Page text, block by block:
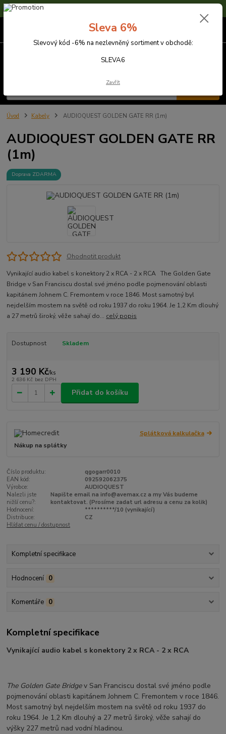
Sleva 6% na nezlevněné zboží s kódem SLEVA6
Úvod Kabely AUDIOQUEST GOLDEN GATE RR (1m)
AUDIOQUEST GOLDEN GATE RR
(1m)
Doprava ZDARMA
Ohodnotit produkt
Vynikající audio kabel s konektory 2 x RCA - 2 x RCA The Golden Gate
Bridge v San Franciscu dostal své jméno podle pojmenování oblasti
kapitánem Johnem C. Fremontem v roce 1846. Most samotný byl
nejdelším mostem na světě od roku 1937 do roku 1964. Je 1,2 Km dlouhý
a 27 metrů široký, věže sahají do... celý popis
Dostupnost Skladem
3 190 Kč/ks
2 636 Kč bez DPH
Přidat do košíku
Splátková kalkulačka
Nákup na splátky
Číslo produktu:
qgogarr0010
EAN kód:
092592062375
Výrobce:
AUDIOQUEST
Nalezli jste
nižší cenu?:
Napište email na info@avemax.cz a my Vás budeme
kontaktovat. (Prosíme zadat url adresu a cenu za kolik)
Hodnocení:
**********/10 (vynikající)
Distribuce:
CZ
Hlídat cenu / dostupnost
Kompletní specifikace
Hodnocení 0
Komentáře 0
Kompletní specifikace
Vynikající audio kabel s konektory 2 x RCA - 2 x RCA
The Golden Gate Bridgev San Franciscu dostal své jméno podle
pojmenování oblasti kapitánem Johnem C. Fremontem v roce 1846.
Most samotný byl nejdelším mostem na světě od roku 1937 do
roku 1964. Je 1,2 Km dlouhý a 27 metrů široký, věže sahají do
výšky 227 metrů nad vodní hladinou.
Sleva 6%
Slevový kód -6% na nezlevněný sortiment v obchodě:
SLEVA6
Zavřít